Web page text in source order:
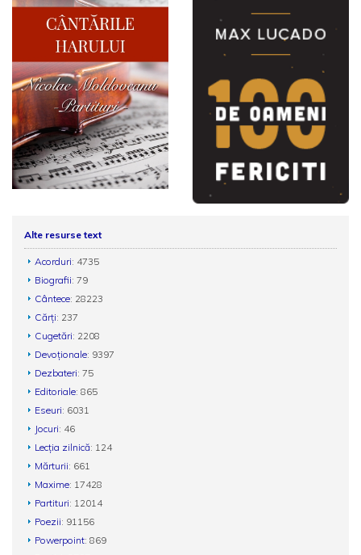
Alte resurse text
Acorduri: 4735
Biografii: 79
Cântece: 28223
Cărți: 237
Cugetări: 2208
Devoționale: 9397
Dezbateri: 75
Editoriale: 865
Eseuri: 6031
Jocuri: 46
Lecția zilnică: 124
Mărturii: 661
Maxime: 17428
Partituri: 12014
Poezii: 91156
Powerpoint: 869